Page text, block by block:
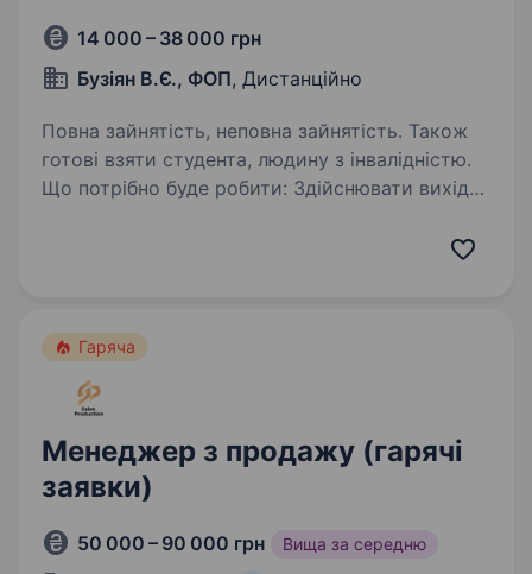
14 000 – 38 000 грн
Бузіян В.Є., ФОП, Дистанційно
Повна зайнятість, неповна зайнятість. Також
готові взяти студента, людину з інвалідністю.
Що потрібно буде робити: Здійснювати вихідні
дзвінки…
Гаряча
Менеджер з продажу (гарячі
заявки)
50 000 – 90 000 грн Вища за середню